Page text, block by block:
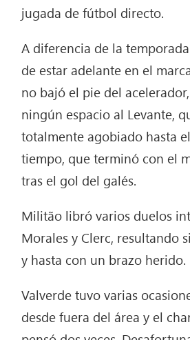
jugada de fútbol directo.
A diferencia de la
de estar adelante en el
no bajó el pie del
ningún espacio al Levante,
totalmente agobiado hasta
tiempo, que terminó con el
tras el gol del galés.
Militão libró varios duelos
Morales y Clerc, resultando
y hasta con un brazo herido.
Valverde tuvo varias
desde fuera del área y el